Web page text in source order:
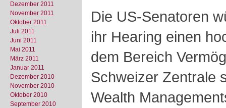
Dezember 2011
November 2011
Oktober 2011
Juli 2011
Juni 2011
Mai 2011
März 2011
Januar 2011
Dezember 2010
November 2010
Oktober 2010
September 2010
Die US-Senatoren
ihr Hearing einen
dem Bereich
Schweizer Zentrale
Wealth